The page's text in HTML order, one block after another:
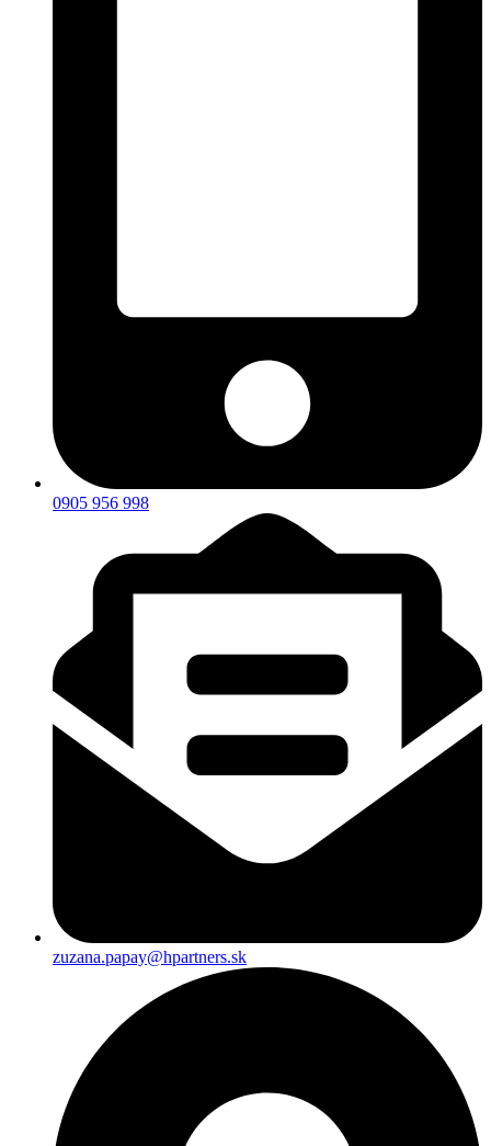
0905 956 998
zuzana.papay@hpartners.sk